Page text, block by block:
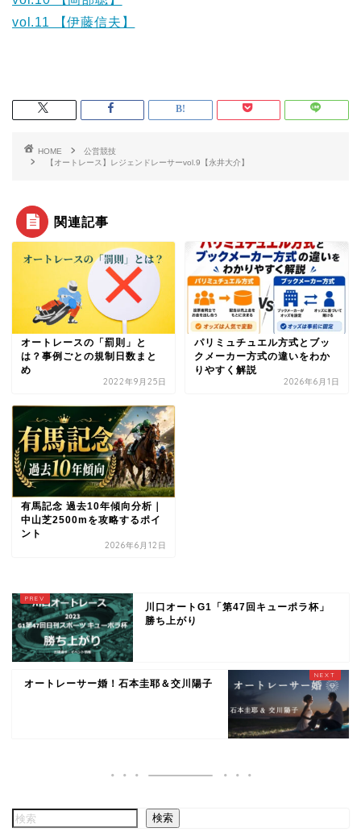
vol.11 【伊藤信夫】
HOME
公営競技
【オートレース】レジェンドレーサーvol.9【永井大介】
関連記事
オートレースの「罰則」と
は？事例ごとの規制日数まと
め
2022年9月25日
パリミュチュエル方式とブッ
クメーカー方式の違いをわか
りやすく解説
2026年6月1日
有馬記念 過去10年傾向分析｜
中山芝2500mを攻略するポイ
ント
2026年6月12日
川口オートG1「第47回キューポラ杯」
勝ち上がり
オートレーサー婚！石本圭耶＆交川陽子
検索